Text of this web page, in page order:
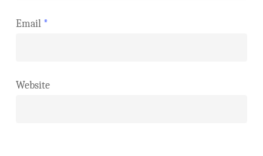
Email *
Website